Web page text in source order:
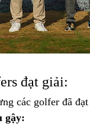
đạt giải:
các golfer đã
gậy: